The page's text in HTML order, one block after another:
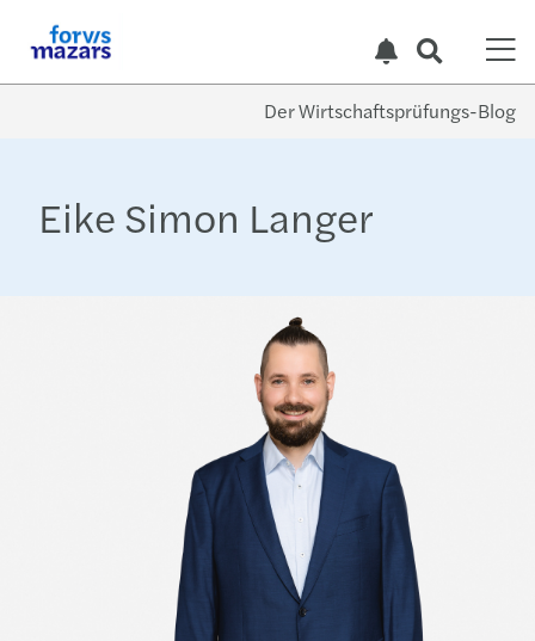
Der Wirtschaftsprüfungs-Blog
Eike Simon Langer